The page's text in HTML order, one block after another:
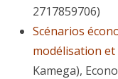
2717859706)
Scénarios
modélisation
Kamega),